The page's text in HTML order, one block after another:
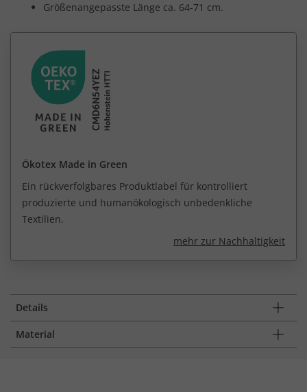
Größenangepasste Länge ca. 64-71 cm.
Ökotex Made in Green
Ein rückverfolgbares Produktlabel für kontrolliert
produzierte und humanökologisch unbedenkliche
Textilien.
mehr zur Nachhaltigkeit
Details
Material